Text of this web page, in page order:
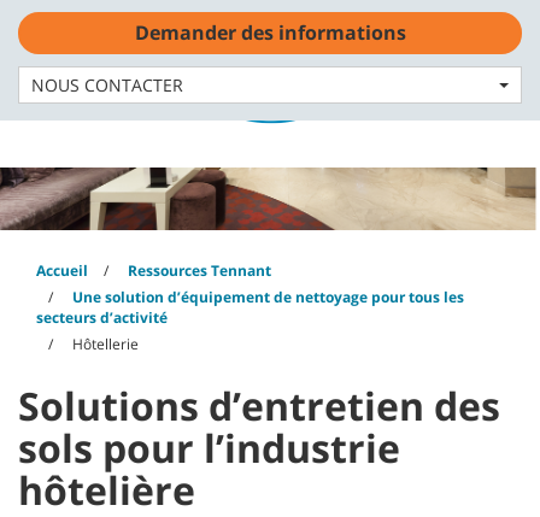
Skip
content
Skip
navigation
menu
Français - FR
Accueil
Ressources Tennant
Une solution d’équipement de nettoyage pour tous les
secteurs d’activité
Hôtellerie
Solutions d’entretien des
sols pour l’industrie
hôtelière
Demander des informations
NOUS CONTACTER